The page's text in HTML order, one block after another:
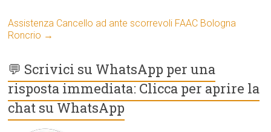
Assistenza Cancello ad ante scorrevoli FAAC Bologna
Roncrio →
💬 Scrivici su WhatsApp per una
risposta immediata: Clicca per aprire la
chat su WhatsApp